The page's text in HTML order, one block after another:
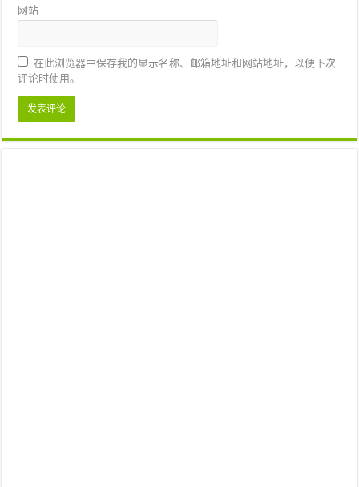
网站
在此浏览器中保存我的显示名称、邮箱地址和网站地址，以便下次
评论时使用。